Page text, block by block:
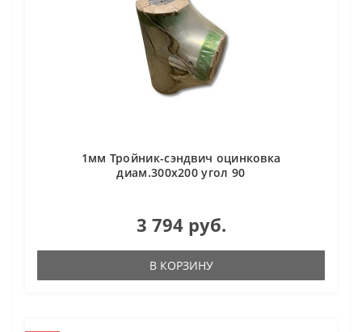
1мм Тройник-сэндвич оцинковка
диам.300х200 угол 90
3 794 руб.
В КОРЗИНУ